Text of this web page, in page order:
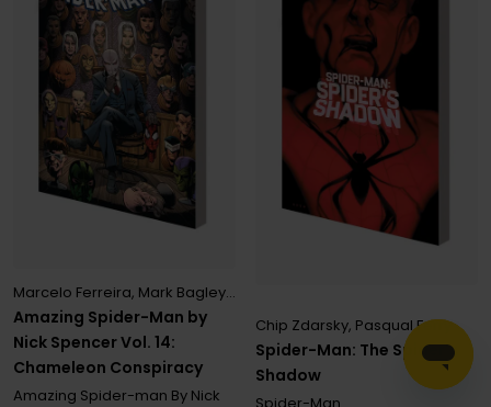
Amazing Spider-Man by
Nick Spencer Vol. 14:
Chameleon Conspiracy
Marcelo Ferreira, Mark Bagley,Nick Spencer
Amazing Spider-man By Nick
Spider-Man: The Spider's
Shadow
Chip Zdarsky, Pasqual Ferry